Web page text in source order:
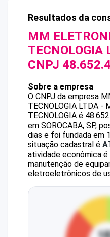
Resultados da
MM
TECNOLOGIA
CNPJ
Sobre a empresa
O CNPJ da empresa
TECNOLOGIA LTDA -
TECNOLOGIA é
em SOROCABA, SP,
dias e foi fundada em
situação cadastral é
atividade econômica é
manutenção de
eletroeletrônicos de